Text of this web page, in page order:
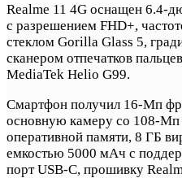
Realme 11 4G оснащен 6.4-
с разрешением FHD+,
стеклом Gorilla Glass 5,
сканером отпечатков
MediaTek Helio G99.
Смартфон получил 16-Мп
основную камеру со 108-
оперативной памяти, 8 ГБ
емкостью 5000 мАч с
порт USB-C, прошивку